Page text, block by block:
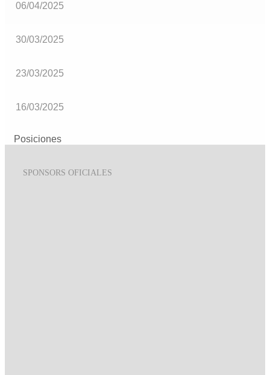
06/04/2025
30/03/2025
23/03/2025
16/03/2025
Posiciones
SPONSORS OFICIALES